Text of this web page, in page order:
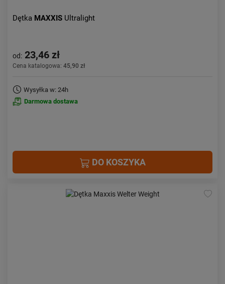
Dętka MAXXIS Ultralight
od: 23,46 zł
Cena katalogowa: 45,90 zł
Wysyłka w: 24h
Darmowa dostawa
DO KOSZYKA